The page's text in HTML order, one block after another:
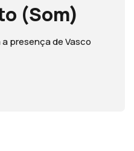
(Som)
presença de Vasco